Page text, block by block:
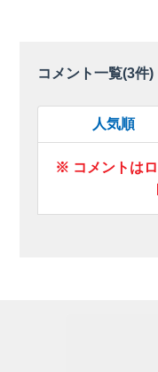
コメント一覧(3件)
人気順
※ コメントは